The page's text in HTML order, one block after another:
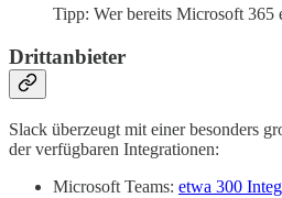
Tipp: Wer bereits Microsoft 365
Drittanbieter
Slack überzeugt mit einer besonders
der verfügbaren Integrationen:
Microsoft Teams: etwa 300